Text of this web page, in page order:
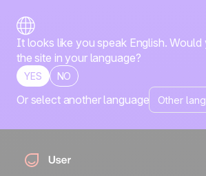
It looks like you speak English.
the site in your language?
YES NO
Or select another language
Mobile Wallet
Treuekarten auf